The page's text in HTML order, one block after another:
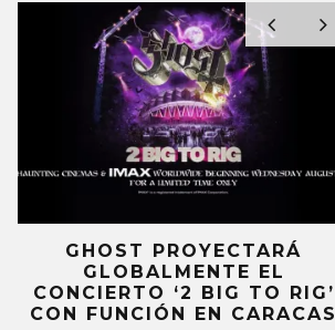
XCX ESTARÁ EN SNL EL 16
GHOST PROYECTARÁ
GLOBALMENTE EL
CONCIERTO ‘2 BIG TO RIG’
CON FUNCIÓN EN CARACAS